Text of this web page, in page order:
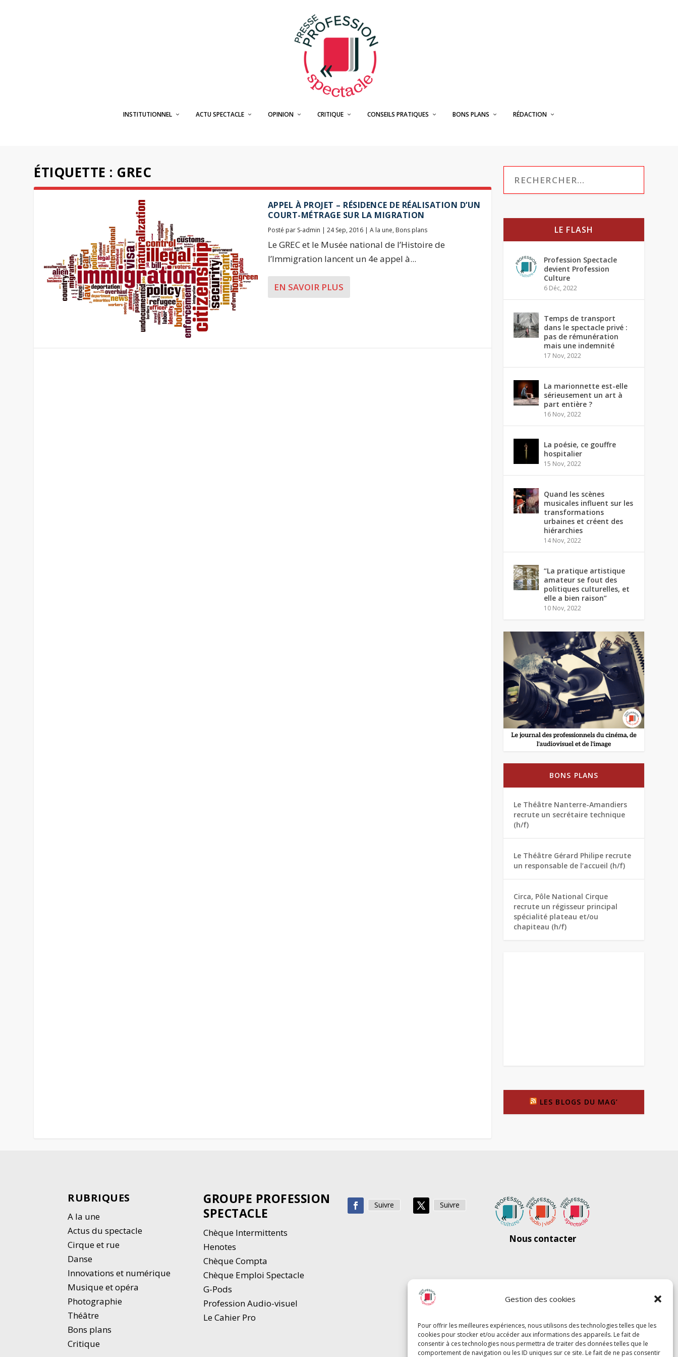
Gestion des cookies
Pour offrir les meilleures expériences, nous utilisons des technologies telles que les
cookies pour stocker et/ou accéder aux informations des appareils. Le fait de
consentir à ces technologies nous permettra de traiter des données telles que le
comportement de navigation ou les ID uniques sur ce site. Le fait de ne pas consentir
INSTITUTIONNEL ACTU SPECTACLE OPINION CRITIQUE CONSEILS PRATIQUES BONS PLANS RÉDACTION
ÉTIQUETTE : GREC
APPEL À PROJET – RÉSIDENCE DE RÉALISATION D’UN
COURT-MÉTRAGE SUR LA MIGRATION
Posté par S-admin | 24 Sep, 2016| A la une, Bons plans
Le GREC et le Musée national de l’Histoire de
l’Immigration lancent un 4e appel à...
EN SAVOIR PLUS
LE FLASH
Profession Spectacle
devient Profession
Culture
6 Déc, 2022
Temps de transport
dans le spectacle privé :
pas de rémunération
mais une indemnité
17 Nov, 2022
La marionnette est-elle
sérieusement un art à
part entière ?
16 Nov, 2022
La poésie, ce gouffre
hospitalier
15 Nov, 2022
Quand les scènes
musicales influent sur les
transformations
urbaines et créent des
hiérarchies
14 Nov, 2022
“La pratique artistique
amateur se fout des
politiques culturelles, et
elle a bien raison”
10 Nov, 2022
BONS PLANS
Le Théâtre Nanterre-Amandiers
recrute un secrétaire technique
(h/f)
Le Théâtre Gérard Philipe recrute
un responsable de l’accueil (h/f)
Circa, Pôle National Cirque
recrute un régisseur principal
spécialité plateau et/ou
chapiteau (h/f)
LES BLOGS DU MAG’
RUBRIQUES
A la une
Actus du spectacle
Cirque et rue
Danse
Innovations et numérique
Musique et opéra
Photographie
Théâtre
Bons plans
Critique
GROUPE PROFESSION
SPECTACLE
Chèque Intermittents
Henotes
Chèque Compta
Chèque Emploi Spectacle
G-Pods
Profession Audio-visuel
Le Cahier Pro
Suivre Suivre
Nous contacter